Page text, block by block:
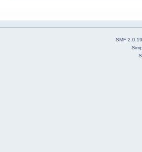
SMF 2.0.19